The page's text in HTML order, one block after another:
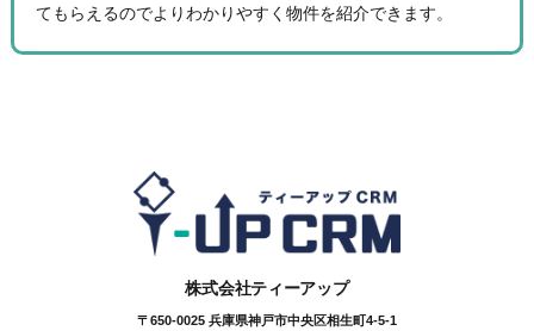
てもらえるのでよりわかりやすく物件を紹介できます。
株式会社ティーアップ
〒650-0025 兵庫県神戸市中央区相生町4-5-1